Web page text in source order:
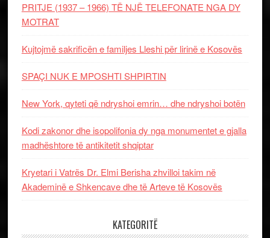
PRITJE (1937 – 1966) TË NJË TELEFONATE NGA DY
MOTRAT
Kujtojmë sakrificën e familjes Lleshi për lirinë e Kosovës
SPAÇI NUK E MPOSHTI SHPIRTIN
New York, qyteti që ndryshoi emrin… dhe ndryshoi botën
Kodi zakonor dhe isopolifonia dy nga monumentet e gjalla
madhështore të antikitetit shqiptar
Kryetari i Vatrës Dr. Elmi Berisha zhvilloi takim në
Akademinë e Shkencave dhe të Arteve të Kosovës
KATEGORITË